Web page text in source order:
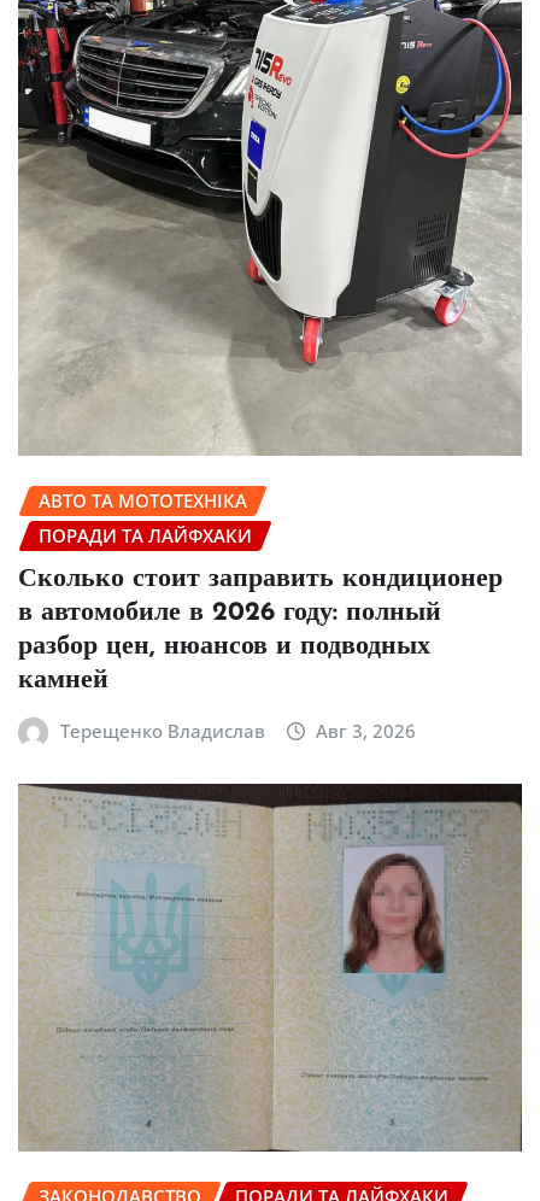
АВТО ТА МОТОТЕХНІКА
ПОРАДИ ТА ЛАЙФХАКИ
Сколько стоит заправить кондиционер
в автомобиле в 2026 году: полный
разбор цен, нюансов и подводных
камней
Терещенко Владислав Авг 3, 2026
ЗАКОНОДАВСТВО ПОРАДИ ТА ЛАЙФХАКИ